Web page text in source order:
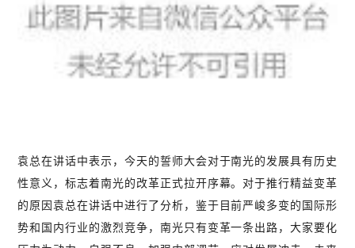
袁总在讲话中表示，今天的誓师大会对于南光的发展具有历史
性意义，标志着南光的改革正式拉开序幕。对于推行精益变革
的原因袁总在讲话中进行了分析，鉴于目前严峻多变的国际形
势和国内行业的激烈竞争，南光只有变革一条出路，大家要化